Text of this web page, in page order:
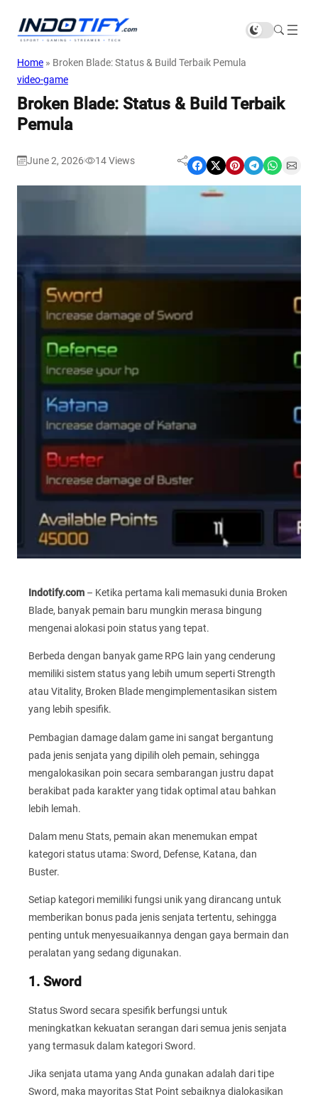
Home » Broken Blade: Status & Build Terbaik Pemula
video-game
Broken Blade: Status & Build Terbaik
Pemula
June 2, 2026 14Views Share on Facebook Share on X Share on Pinterest Share on Telegram Share on WhatsApp Share on Email
Indotify.com – Ketika pertama kali memasuki dunia Broken
Blade, banyak pemain baru mungkin merasa bingung
mengenai alokasi poin status yang tepat.
Berbeda dengan banyak game RPG lain yang cenderung
memiliki sistem status yang lebih umum seperti Strength
atau Vitality, Broken Blade mengimplementasikan sistem
yang lebih spesifik.
Pembagian damage dalam game ini sangat bergantung
pada jenis senjata yang dipilih oleh pemain, sehingga
mengalokasikan poin secara sembarangan justru dapat
berakibat pada karakter yang tidak optimal atau bahkan
lebih lemah.
Dalam menu Stats, pemain akan menemukan empat
kategori status utama: Sword, Defense, Katana, dan
Buster.
Setiap kategori memiliki fungsi unik yang dirancang untuk
memberikan bonus pada jenis senjata tertentu, sehingga
penting untuk menyesuaikannya dengan gaya bermain dan
peralatan yang sedang digunakan.
1. Sword
Status Sword secara spesifik berfungsi untuk
meningkatkan kekuatan serangan dari semua jenis senjata
yang termasuk dalam kategori Sword.
Jika senjata utama yang Anda gunakan adalah dari tipe
Sword, maka mayoritas Stat Point sebaiknya dialokasikan